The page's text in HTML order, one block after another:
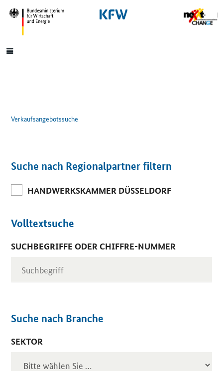
SrOnlyNavigation
Hauptmenü
Verkaufsangebotssuche
Suche nach Regionalpartner filtern
HANDWERKSKAMMER DÜSSELDORF
Volltextsuche
SUCHBEGRIFFE ODER CHIFFRE-NUMMER
Suche nach Branche
SEKTOR